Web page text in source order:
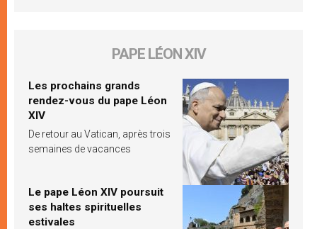
PAPE LÉON XIV
Les prochains grands
rendez-vous du pape Léon
XIV
De retour au Vatican, après trois
semaines de vacances
Le pape Léon XIV poursuit
ses haltes spirituelles
estivales